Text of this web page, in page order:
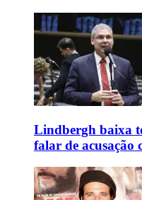
Lindbergh baixa
falar de acusação